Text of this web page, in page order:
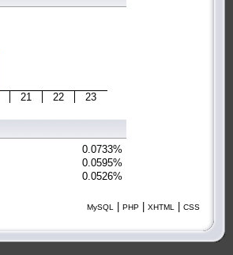
21 22
23
0.0733%
0.0595%
0.0526%
MySQL | PHP | XHTML | CSS